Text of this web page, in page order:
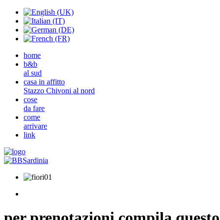
home
b&b
al sud
casa in affitto
Stazzo Chivoni al nord
cose
da fare
come
arrivare
link